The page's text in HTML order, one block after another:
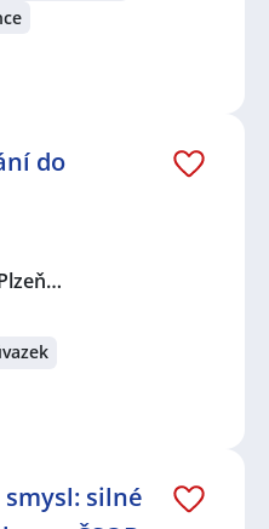
do
silné